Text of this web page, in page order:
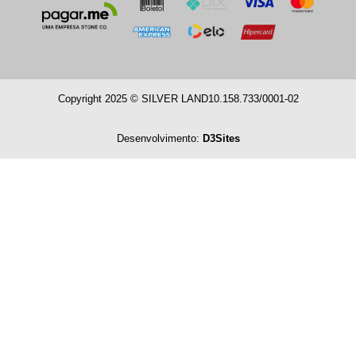
Copyright 2025 © SILVER LAND10.158.733/0001-02
Desenvolvimento: D3Sites